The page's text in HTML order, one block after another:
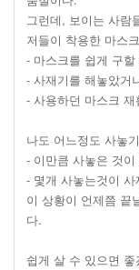
그런데, 보이는 사람
저들이 착용한 마스
- 마스크를 쉽게 구
- 사재기를 해놓았거
- 사용하던 마스크
나도 어느정도 사놓
- 이만큼 사놓은 것
- 몇개 사놓는것이
이 상황이 언제쯤 끝
다.
쉽게 살 수 있으면